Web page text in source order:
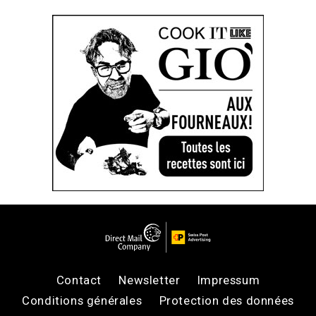
Contact Newsletter
Impressum
Conditions générales
Protection des données